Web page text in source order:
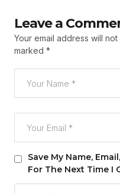
Leave a
Your email address will
marked *
Save My Name,
For The Next Time I